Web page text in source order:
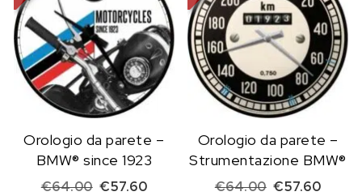
Orologio da parete –
BMW® since 1923
€64.00 Il prezzo originale era: €64.00.
€57.60Il prezzo attuale è: €57.60.
Orologio da parete –
Strumentazione BMW®
€64.00 Il prezzo
€57.60Il